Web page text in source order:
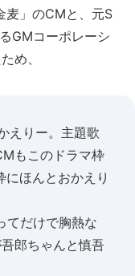
麦」のCMと、元S
GMコーポレーシ
め、
えりー。主題歌
もこのドラマ枠
ほんとおかえり
てだけで胸熱な
郎ちゃんと慎吾